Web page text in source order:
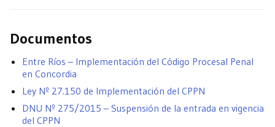
Documentos
Entre Ríos – Implementación del Código Procesal Penal
en Concordia
Ley Nº 27.150 de Implementación del CPPN
DNU Nº 275/2015 – Suspensión de la entrada en vigencia
del CPPN